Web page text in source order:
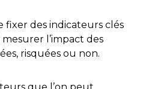
fixer des indicateurs clés
l’impact des
risquées ou non.